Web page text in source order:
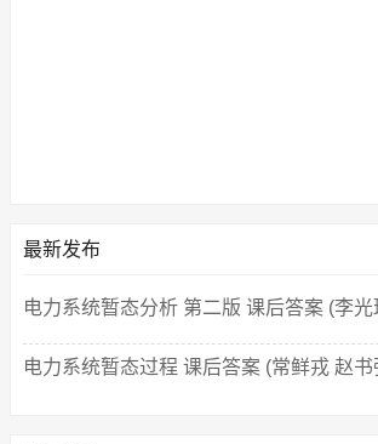
最新发布
电力系统暂态分析 第二版 课后答案 (李光
电力系统暂态过程 课后答案 (常鲜戎 赵书